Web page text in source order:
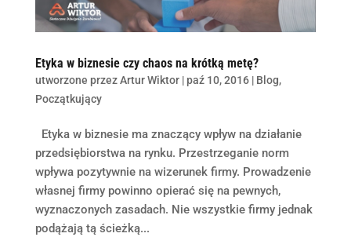
Etyka w biznesie czy chaos na krótką metę?
utworzone przezArtur Wiktor| paź 10, 2016| Blog,
Początkujący
Etyka w biznesie ma znaczący wpływ na działanie
przedsiębiorstwa na rynku. Przestrzeganie norm
wpływa pozytywnie na wizerunek firmy. Prowadzenie
własnej firmy powinno opierać się na pewnych,
wyznaczonych zasadach. Nie wszystkie firmy jednak
podążają tą ścieżką...